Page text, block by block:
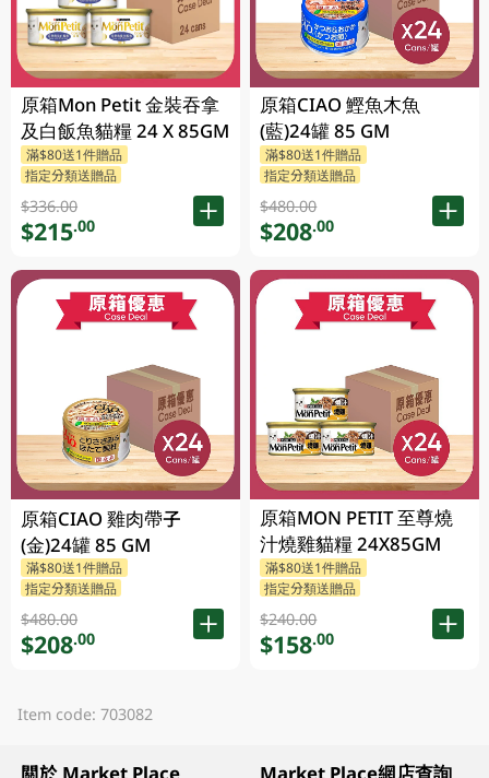
原箱Mon Petit 金裝吞拿
及白飯魚貓糧 24 X 85GM
滿$80送1件贈品
指定分類送贈品
$336.00
$215.00
原箱CIAO 雞肉帶子
(金)24罐 85 GM
滿$80送1件贈品
指定分類送贈品
$480.00
$208.00
原箱CIAO 鰹魚木魚
(藍)24罐 85 GM
滿$80送1件贈品
指定分類送贈品
$480.00
$208.00
原箱MON PETIT 至尊燒
汁燒雞貓糧 24X85GM
滿$80送1件贈品
指定分類送贈品
$240.00
$158.00
Item code: 703082
關於 Market Place Market Place網店查詢